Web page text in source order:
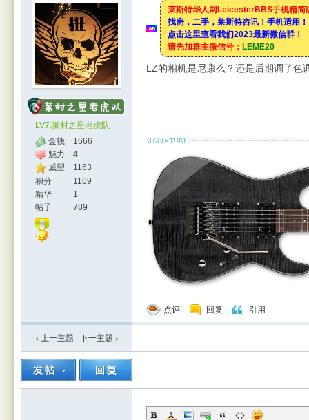
LV7.莱村之星老虎队
金钱
1666
魅力
4
威望
1163
积分
1169
精华
1
帖子
789
莱斯特华人网LeicesterBBS手机精简
找房，二手，莱斯特咨讯！手机适用！
点击这里查看我们2023最新微信群！
请先加群主微信号： LEME20
LZ的相机是尼康么？还是后期调了色
点评 回复 引用
‹ 上一主题 下一主题 ›